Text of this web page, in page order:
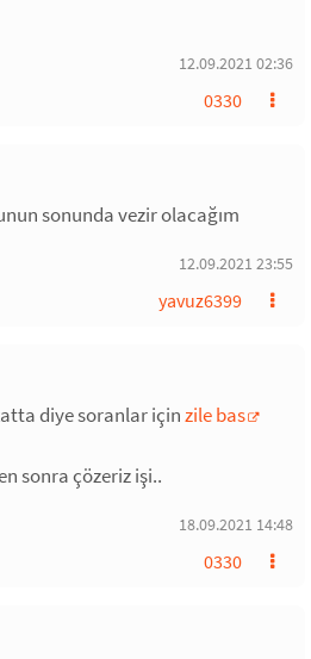
12.09.2021 02:36
0330
sonunda vezir olacağım
12.09.2021 23:55
yavuz6399
diye soranlar içinzile bas
sonra çözeriz işi..
18.09.2021 14:48
0330